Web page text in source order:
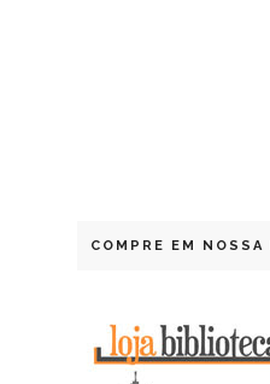
COMPRE EM NOSSA